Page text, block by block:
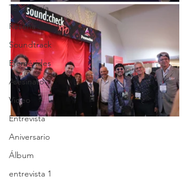
Tecnología
Reseña
Soundtrack
Efemérides
Asesinato
Video
Entrevista
Aniversario
Álbum
entrevista 1